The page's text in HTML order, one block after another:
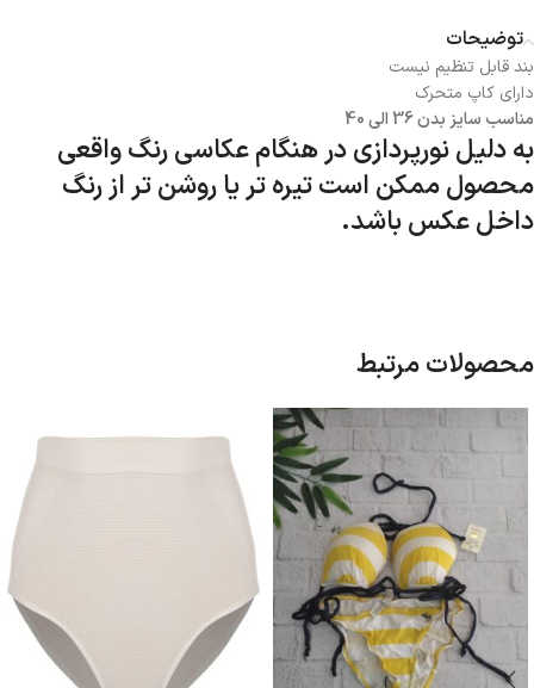
توضیحات
بند قابل تنظیم نیست
دارای کاپ متحرک
مناسب سایز بدن 36 الی 40
به دلیل نورپردازی در هنگام عکاسی رنگ واقعی
محصول ممکن است تیره تر یا روشن تر از رنگ
داخل عکس باشد.
محصولات مرتبط